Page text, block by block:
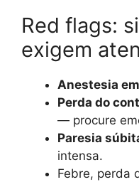
Red flags:
exigem
Anestesia
Perda do
— procure
Paresia
intensa.
Febre, perda